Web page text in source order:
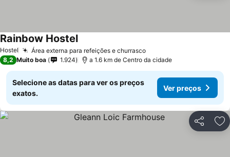
Hostel Área externa para refeições e churrasco
Rainbow Hostel
8,2 Muito boa 1.924 a 1.6 km de Centro da cidade
Selecione as datas para ver os preços
exatos.
Ver preços
Partilhar